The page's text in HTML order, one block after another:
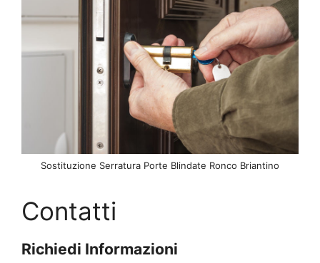
Sostituzione Serratura Porte Blindate Ronco Briantino
Contatti
Richiedi Informazioni